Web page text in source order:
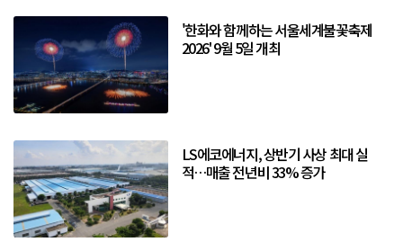
'한화와 함께하는 서울세계불꽃축제
2026' 9월 5일 개최
LS에코에너지, 상반기 사상 최대 실
적…매출 전년비 33% 증가